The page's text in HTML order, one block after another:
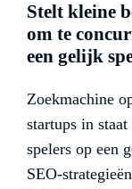
Stelt kleine
om te
een gelijk
Zoekmachine
startups in
spelers op een
SEO-